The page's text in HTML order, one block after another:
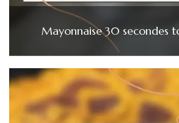
Mayonnaise 30 secondes